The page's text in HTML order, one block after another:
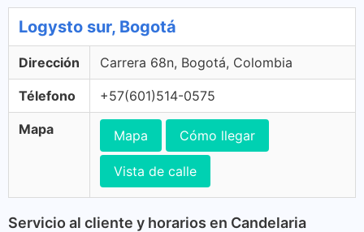
Logysto sur, Bogotá
Dirección Carrera 68n, Bogotá, Colombia
Télefono +57(601)514-0575
Mapa Mapa Cómo llegar
Vista de calle
Servicio al cliente y horarios en Candelaria